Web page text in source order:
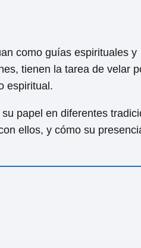
como guías espirituales y
tienen la tarea de velar
espiritual.
papel en diferentes
ellos, y cómo su